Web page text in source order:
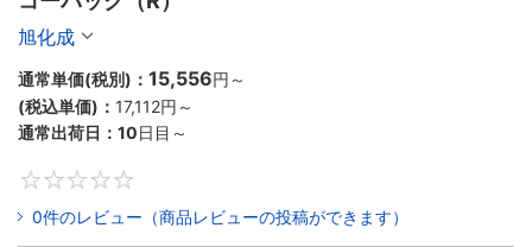
旭化成
通常単価(税別)： 15,556円 ～
(税込単価)： 17,112円 ～
通常出荷日： 10日目～
0件のレビュー（商品レビューの投稿ができます）